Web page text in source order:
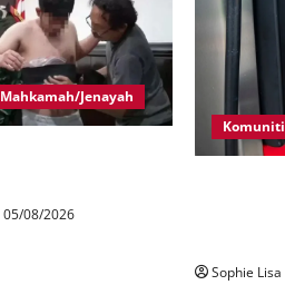
Mahkamah/Jenayah
05/08/2026
Komuniti
Sophie Lisa